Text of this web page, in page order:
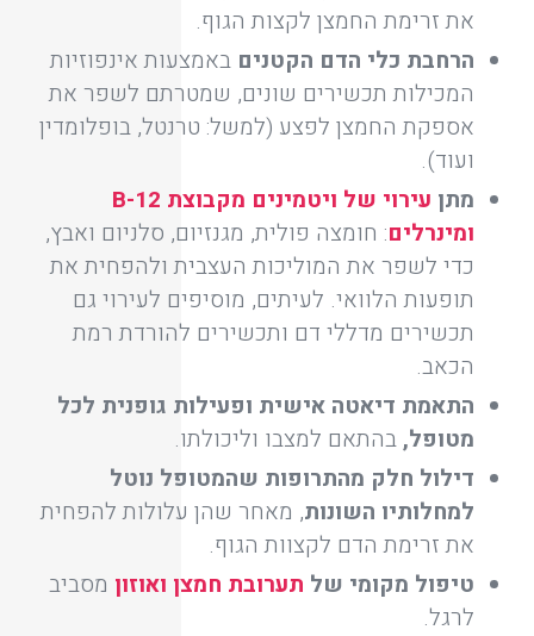
את זרימת החמצן לקצות הגוף.
הרחבת כלי הדם הקטנים באמצעות אינפוזיות
המכילות תכשירים שונים, שמטרתם לשפר את
אספקת החמצן לפצע (למשל: טרנטל, בופלומדין
ועוד).
מתן
עירוי של ויטמינים מקבוצת B-12
ומינרלים: חומצה פולית, מגנזיום, סלניום ואבץ,
כדי לשפר את המוליכות העצבית ולהפחית את
תופעות הלוואי. לעיתים, מוסיפים לעירוי גם
תכשירים מדללי דם ותכשירים להורדת רמת
הכאב.
התאמת דיאטה אישית ופעילות גופנית לכל
מטופל,בהתאם למצבו וליכולתו.
דילול חלק מהתרופות שהמטופל נוטל
למחלותיו השונות, מאחר שהן עלולות להפחית
את זרימת הדם לקצוות הגוף.
טיפול מקומי של תערובת חמצן ואוזון מסביב
לרגל.